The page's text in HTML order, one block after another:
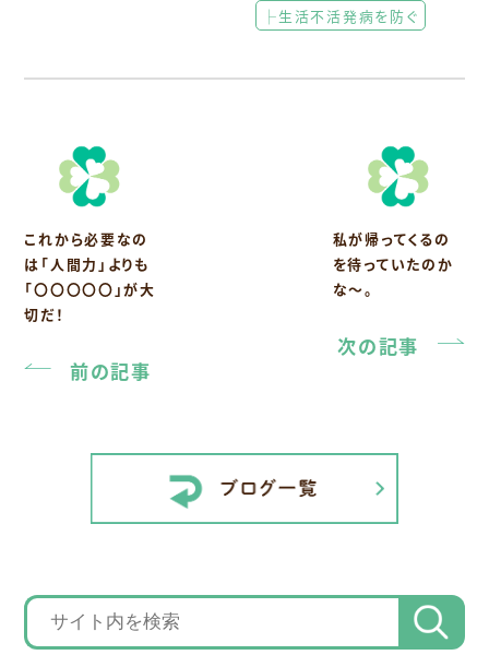
├生活不活発病を防ぐ
これから必要なの
は「人間力」よりも
「〇〇〇〇〇」が大
切だ！
前の記事
私が帰ってくるの
を待っていたのか
な～。
次の記事